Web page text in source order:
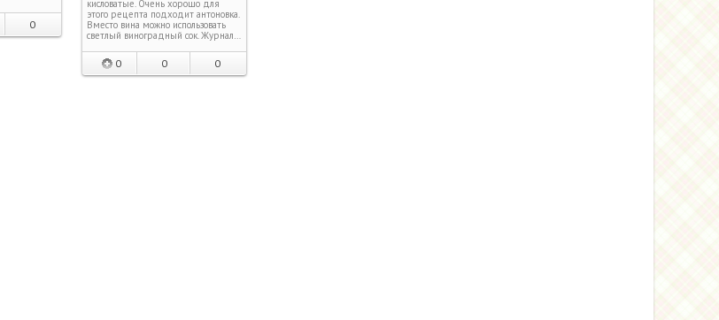
0
кисловатые. Очень хорошо для
этого рецепта подходит антоновка.
Вместо вина можно использовать
светлый виноградный сок. Журнал…
0 0 0